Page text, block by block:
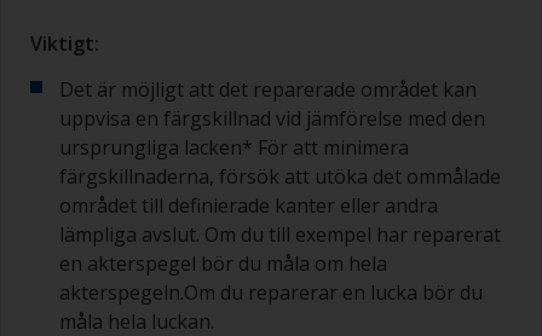
Viktigt:
Det är möjligt att det reparerade området kan
uppvisa en färgskillnad vid jämförelse med den
ursprungliga lacken* För att minimera
färgskillnaderna, försök att utöka det ommålade
området till definierade kanter eller andra
lämpliga avslut. Om du till exempel har reparerat
en akterspegel bör du måla om hela
akterspegeln.Om du reparerar en lucka bör du
måla hela luckan.